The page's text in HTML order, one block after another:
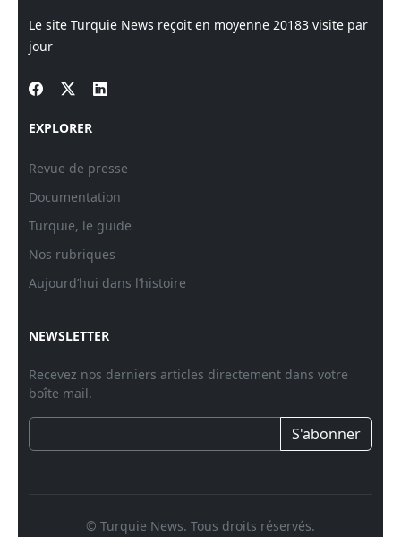
Le site Turquie News reçoit en moyenne 20183 visite par
jour
EXPLORER
Revue de presse
Documentation
Turquie, le guide
Nos rubriques
Aujourd’hui dans l’histoire
NEWSLETTER
Recevez nos derniers articles directement dans votre
boîte mail.
S'abonner
© Turquie News. Tous droits réservés.